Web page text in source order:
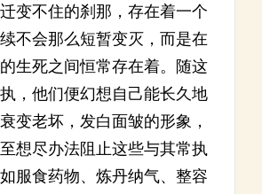
变不住的刹那，存在着一个
不会那么短暂变灭，而是在
生死之间恒常存在着。随这
，他们便幻想自己能长久地
变老坏，发白面皱的形象，
想尽办法阻止这些与其常执
服食药物、炼丹纳气、整容